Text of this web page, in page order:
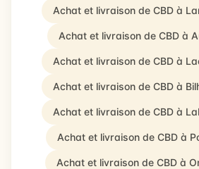
Achat et livraison de CBD à
Achat et livraison de CBD à
Achat et livraison de CBD à
Achat et livraison de CBD à
Achat et livraison de CBD à
Achat et livraison de CBD à
Achat et livraison de CBD à